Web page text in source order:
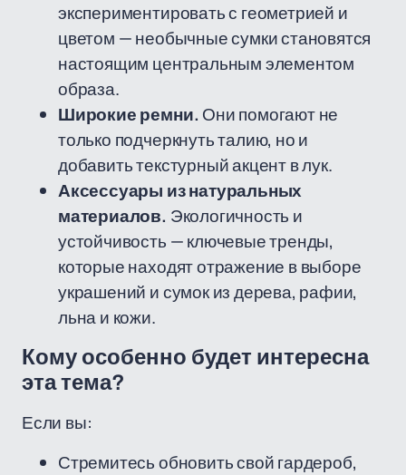
экспериментировать с геометрией и
цветом — необычные сумки становятся
настоящим центральным элементом
образа.
Широкие ремни. Они помогают не
только подчеркнуть талию, но и
добавить текстурный акцент в лук.
Аксессуары из натуральных
материалов. Экологичность и
устойчивость — ключевые тренды,
которые находят отражение в выборе
украшений и сумок из дерева, рафии,
льна и кожи.
Кому особенно будет интересна
эта тема?
Если вы:
Стремитесь обновить свой гардероб,